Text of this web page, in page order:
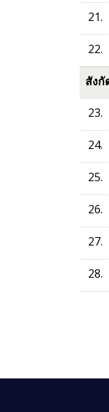
21.
22.
สัง
23.
24.
25.
26.
27.
28.